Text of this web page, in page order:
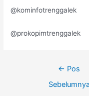
@kominfotrenggalek
@prokopimtrenggalek
← Pos
Sebelumnya